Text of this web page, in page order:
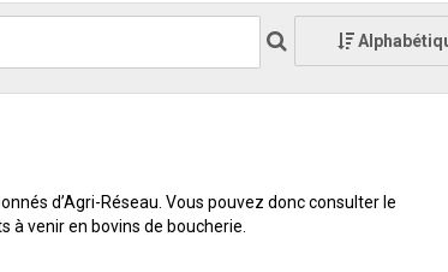
d’Agri-Réseau. Vous pouvez donc consulter le
venir en bovins de boucherie.